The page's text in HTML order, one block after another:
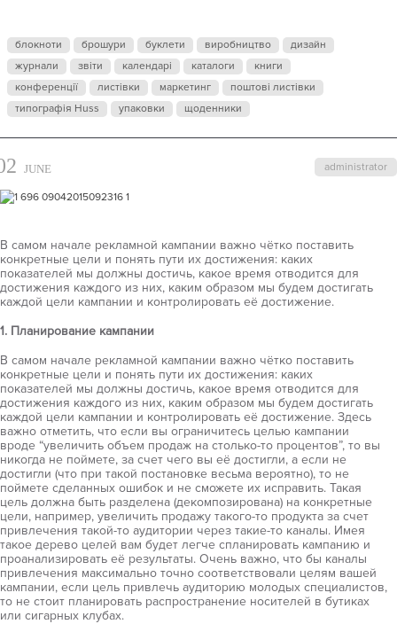
ТРАТИТЬ
БЮДЖЕТ НА
РЕКЛАМУ В
УСЛОВИИ
КРИЗИСА?
блокноти брошури буклети виробництво
дизайн
журнали
звіти календарі каталоги
книги
конференції
листівки маркетинг
поштові листівки
типографія Huss
упаковки щоденники
administrator
JUNE
В самом начале рекламной кампании важно чётко поставить
конкретные цели и понять пути их достижения: каких
показателей мы должны достичь, какое время отводится для
достижения каждого из них, каким образом мы будем достигать
каждой цели кампании и контролировать её достижение.
1. Планирование кампании
В самом начале рекламной кампании важно чётко поставить
конкретные цели и понять пути их достижения: каких
показателей мы должны достичь, какое время отводится для
достижения каждого из них, каким образом мы будем достигать
каждой цели кампании и контролировать её достижение. Здесь
важно отметить, что если вы ограничитесь целью кампании
вроде “увеличить объем продаж на столько-то процентов”, то вы
никогда не поймете, за счет чего вы её достигли, а если не
достигли (что при такой постановке весьма вероятно), то не
поймете сделанных ошибок и не сможете их исправить. Такая
цель должна быть разделена (декомпозирована) на конкретные
цели, например, увеличить продажу такого-то продукта за счет
привлечения такой-то аудитории через такие-то каналы. Имея
такое дерево целей вам будет легче спланировать кампанию и
проанализировать её результаты. Очень важно, что бы каналы
привлечения максимально точно соответствовали целям вашей
кампании, если цель привлечь аудиторию молодых специалистов,
то не стоит планировать распространение носителей в бутиках
или сигарных клубах.